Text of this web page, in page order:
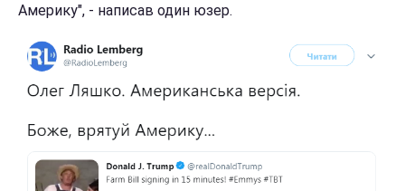
Америку", - написав один юзер.